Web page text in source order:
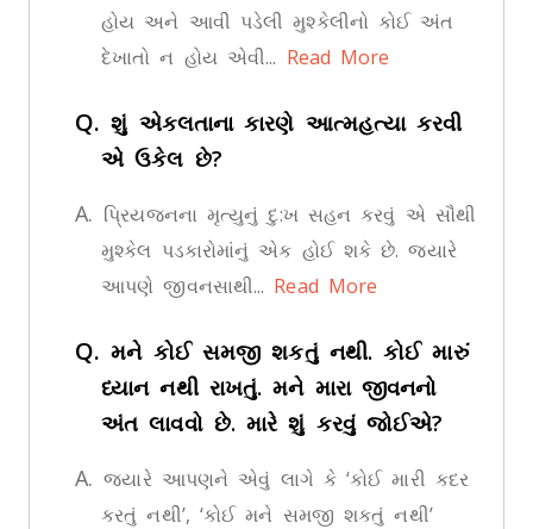
હોય અને આવી પડેલી મુશ્કેલીનો કોઈ અંત
દેખાતો ન હોય એવી... Read More
Q.શું એકલતાના કારણે આત્મહત્યા કરવી
એ ઉકેલ છે?
A. પ્રિયજનના મૃત્યુનું દુ:ખ સહન કરવું એ સૌથી
મુશ્કેલ પડકારોમાંનું એક હોઈ શકે છે. જ્યારે
આપણે જીવનસાથી... Read More
Q.મને કોઈ સમજી શકતું નથી. કોઈ મારું
ધ્યાન નથી રાખતું. મને મારા જીવનનો
અંત લાવવો છે. મારે શું કરવું જોઈએ?
A.જયારે આપણને એવું લાગે કે ‘કોઈ મારી કદર
કરતું નથી’, ‘કોઈ મને સમજી શકતું નથી’